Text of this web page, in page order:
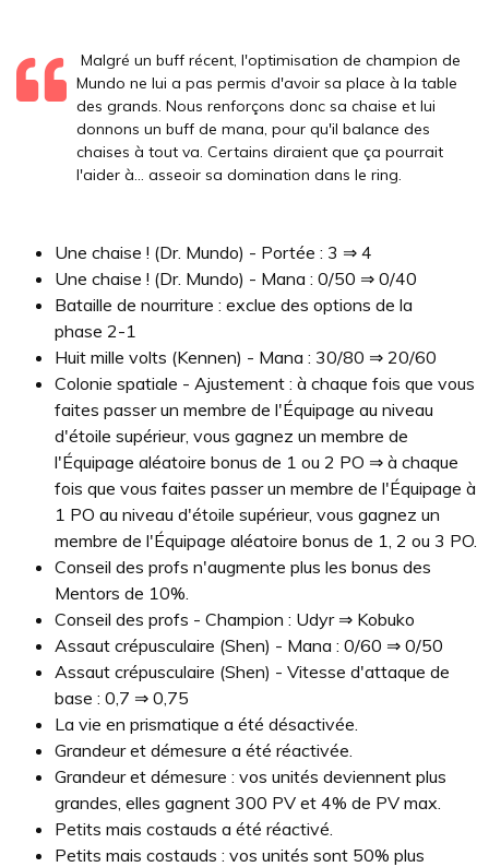
Malgré un buff récent, l'optimisation de champion de
Mundo ne lui a pas permis d'avoir sa place à la table
des grands. Nous renforçons donc sa chaise et lui
donnons un buff de mana, pour qu'il balance des
chaises à tout va. Certains diraient que ça pourrait
l'aider à... asseoir sa domination dans le ring.
Une chaise ! (Dr. Mundo) - Portée : 3 ⇒ 4
Une chaise ! (Dr. Mundo) - Mana : 0/50 ⇒ 0/40
Bataille de nourriture : exclue des options de la
phase 2-1
Huit mille volts (Kennen) - Mana : 30/80 ⇒ 20/60
Colonie spatiale - Ajustement : à chaque fois que vous
faites passer un membre de l'Équipage au niveau
d'étoile supérieur, vous gagnez un membre de
l'Équipage aléatoire bonus de 1 ou 2 PO ⇒ à chaque
fois que vous faites passer un membre de l'Équipage à
1 PO au niveau d'étoile supérieur, vous gagnez un
membre de l'Équipage aléatoire bonus de 1, 2 ou 3 PO.
Conseil des profs n'augmente plus les bonus des
Mentors de 10%.
Conseil des profs - Champion : Udyr ⇒ Kobuko
Assaut crépusculaire (Shen) - Mana : 0/60 ⇒ 0/50
Assaut crépusculaire (Shen) - Vitesse d'attaque de
base : 0,7 ⇒ 0,75
La vie en prismatique a été désactivée.
Grandeur et démesure a été réactivée.
Grandeur et démesure : vos unités deviennent plus
grandes, elles gagnent 300 PV et 4% de PV max.
Petits mais costauds a été réactivé.
Petits mais costauds : vos unités sont 50% plus